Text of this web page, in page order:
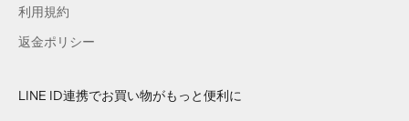
利用規約
返金ポリシー
LINE ID連携でお買い物がもっと便利に